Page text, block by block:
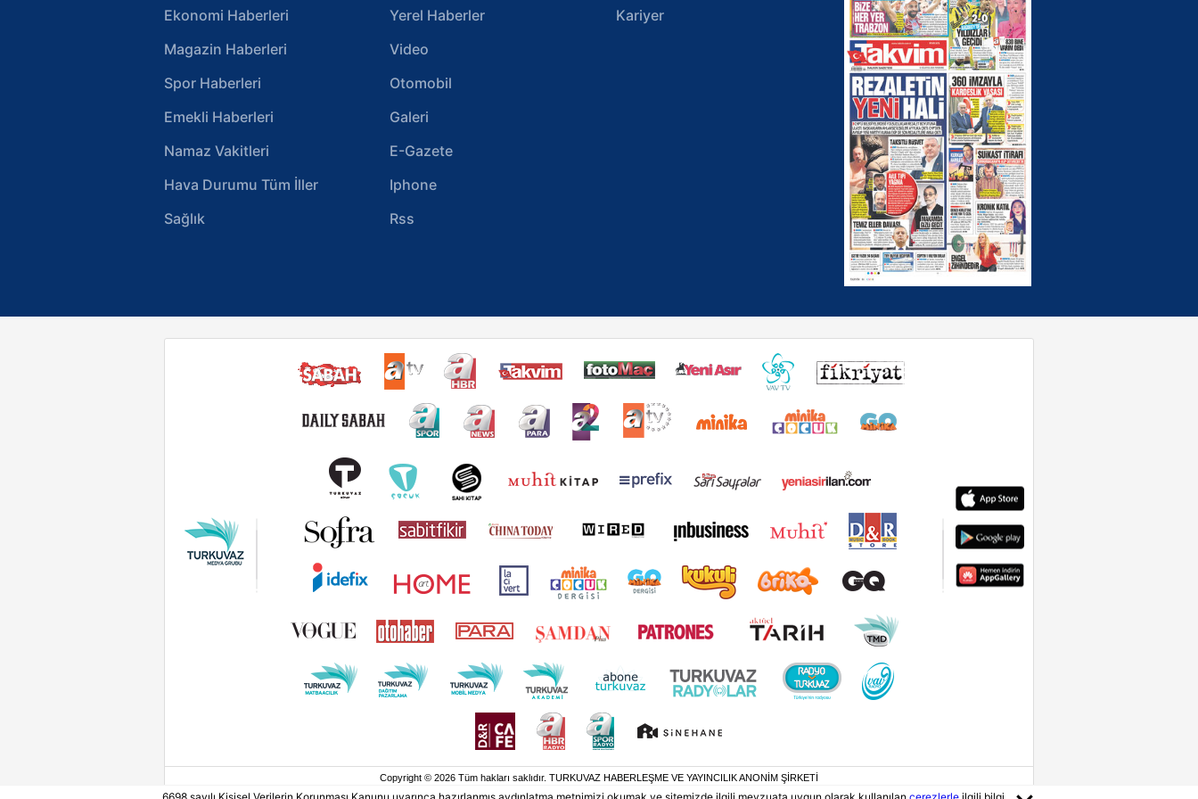
Ekonomi Haberleri
Magazin Haberleri
Spor Haberleri
Emekli Haberleri
Namaz Vakitleri
Hava Durumu Tüm İller
Sağlık
Yerel Haberler
Video
Otomobil
Galeri
E-Gazete
Iphone
Rss
Kariyer
Copyright © 2026 Tüm hakları saklıdır. TURKUVAZ HABERLEŞME VE YAYINCILIK ANONİM ŞİRKETİ
6698 sayılı Kişisel Verilerin Korunması Kanunu uyarınca hazırlanmış aydınlatma metnimizi okumak ve sitemizde ilgili mevzuata uygun olarak kullanılan çerezlerle